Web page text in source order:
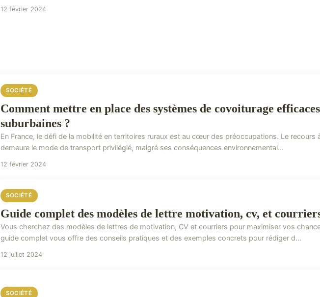
12 février 2024
SOCIÉTÉ
Comment mettre en place des systèmes de covoiturage
suburbaines ?
En France, le défi de la mobilité en territoires ruraux est au cœur des préoccupations. Le recours
demeure le mode de transport privilégié, malgré ses conséquences environnemental...
12 février 2024
SOCIÉTÉ
Guide complet des modèles de lettre motivation, cv, et
Vous cherchez des modèles de lettres de motivation, CV et courriers pour maximiser vos
guide complet vous offre des conseils pratiques et des exemples concrets pour rédiger d...
12 juillet 2024
SOCIÉTÉ